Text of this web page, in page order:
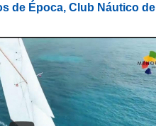
de Época, Club Náutico